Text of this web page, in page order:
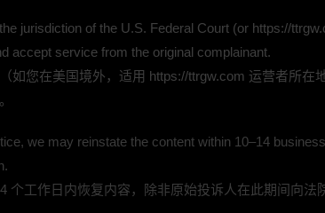
jurisdiction of the U.S. Federal Court (or https://
accept service from the original complainant.
如您在美国境外，适用 https://ttrgw.com 运营者所在
we may reinstate the content within 10–14
个工作日内恢复内容，除非原始投诉人在此期间向法
官方P站 性行为